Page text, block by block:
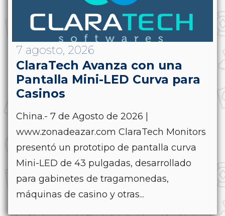
7 agosto, 2026
ClaraTech Avanza con una
Pantalla Mini-LED Curva para
Casinos
China.- 7 de Agosto de 2026 |
www.zonadeazar.com ClaraTech Monitors
presentó un prototipo de pantalla curva
Mini-LED de 43 pulgadas, desarrollado
para gabinetes de tragamonedas,
máquinas de casino y otras...